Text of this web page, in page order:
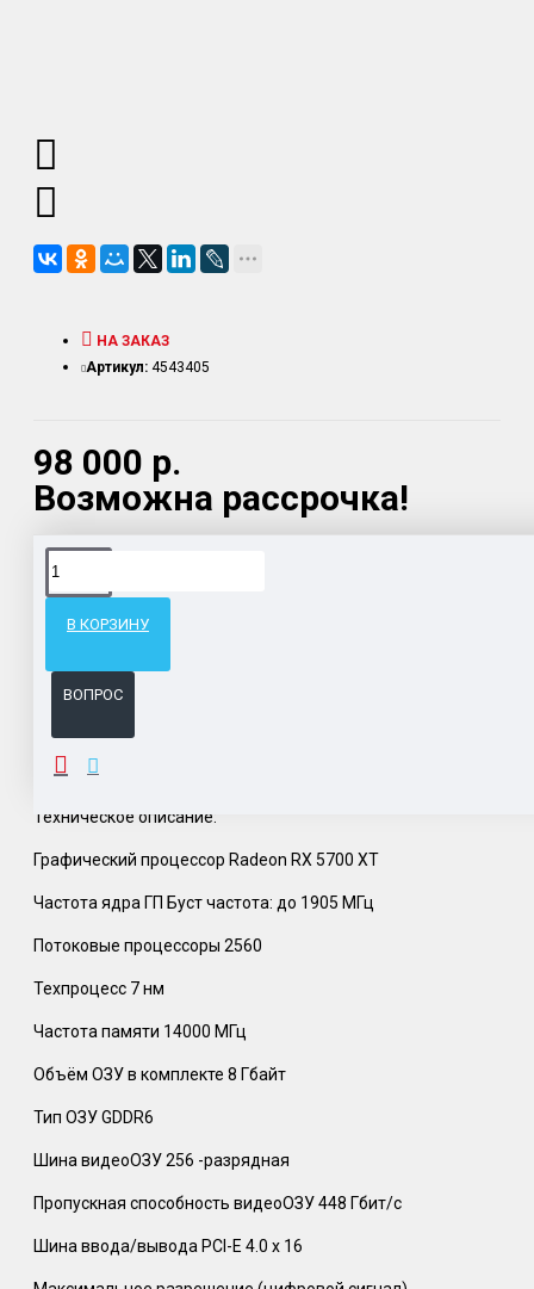
98 000 р.
Возможна рассрочка!
НА ЗАКАЗ
Артикул: 4543405
В КОРЗИНУ
ВОПРОС
Доставка товара по всему Таможенному союзу.
ОПИСАНИЕ
Техническое описание:
Графический процессор Radeon RX 5700 XT
Частота ядра ГП Буст частота: до 1905 МГц
Потоковые процессоры 2560
Техпроцесс 7 нм
Частота памяти 14000 МГц
Объём ОЗУ в комплекте 8 Гбайт
Тип ОЗУ GDDR6
Шина видеоОЗУ 256 -разрядная
Пропускная способность видеоОЗУ 448 Гбит/с
Шина ввода/вывода PCI-E 4.0 x 16